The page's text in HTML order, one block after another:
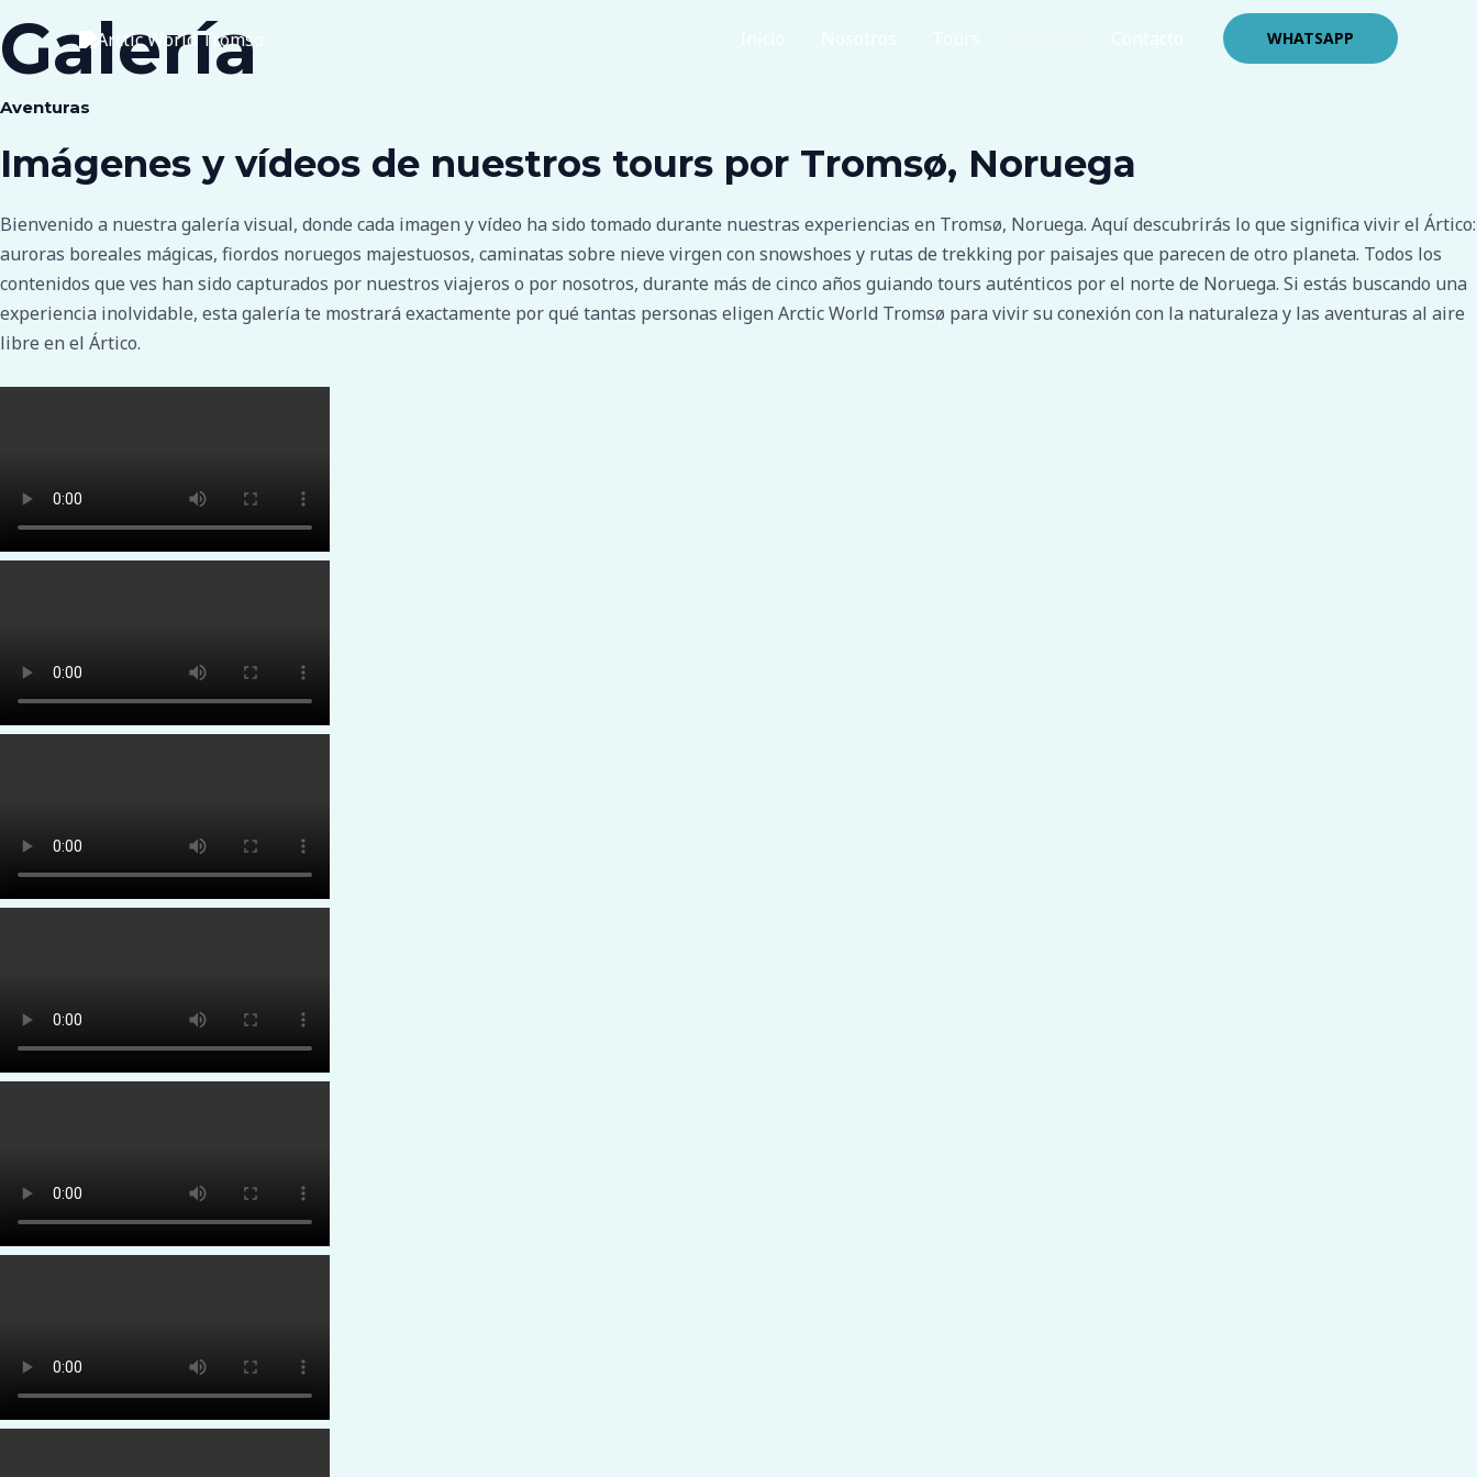
al
contenido
WHATSAPP
Galería
Aventuras
Imágenes y vídeos de nuestros tours por Tromsø, Noruega
Bienvenido a nuestra galería visual, donde cada imagen y vídeo ha sido tomado durante nuestras experiencias en Tromsø, Noruega. Aquí descubrirás lo que significa vivir el Ártico:
auroras boreales mágicas, fiordos noruegos majestuosos, caminatas sobre nieve virgen con snowshoes y rutas de trekking por paisajes que parecen de otro planeta. Todos los
contenidos que ves han sido capturados por nuestros viajeros o por nosotros, durante más de cinco años guiando tours auténticos por el norte de Noruega. Si estás buscando una
experiencia inolvidable, esta galería te mostrará exactamente por qué tantas personas eligen Arctic World Tromsø para vivir su conexión con la naturaleza y las aventuras al aire
libre en el Ártico.